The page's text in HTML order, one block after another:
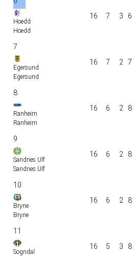
Hoedd
Hoedd
16 7 3 6
7
Egersund
Egersund
16 7 2 7
8
Ranheim
Ranheim
16 6 2 8
9
Sandnes Ulf
Sandnes Ulf
16 6 2 8
10
Bryne
Bryne
16 6 2 8
11
Sogndal
16 5 3 8